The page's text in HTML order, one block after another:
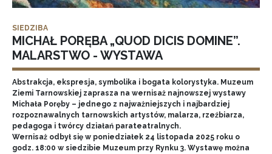
SIEDZIBA
MICHAŁ PORĘBA „QUOD DICIS DOMINE”.
MALARSTWO - WYSTAWA
Abstrakcja, ekspresja, symbolika i bogata kolorystyka. Muzeum
Ziemi Tarnowskiej zaprasza na wernisaż najnowszej wystawy
Michała Poręby – jednego z najważniejszych i najbardziej
rozpoznawalnych tarnowskich artystów, malarza, rzeźbiarza,
pedagoga i twórcy działań parateatralnych.
Wernisaż odbył się w poniedziałek 24 listopada 2025 roku o
godz. 18:00 w siedzibie Muzeum przy Rynku 3. Wystawę można